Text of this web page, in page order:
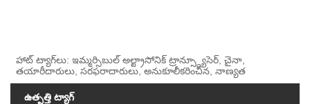
హాట్ ట్యాగ్‌లు: ఇమ్మర్సిబుల్ అల్ట్రాసోనిక్ ట్రాన్స్డ్యూసెర్, చైనా,
తయారీదారులు, సరఫరాదారులు, అనుకూలీకరించిన, నాణ్యత
ఉత్పత్తి ట్యాగ్